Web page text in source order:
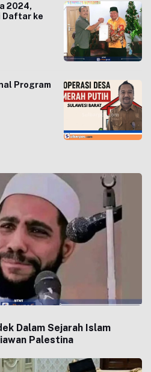
2024,
Daftar ke
Program
Dalam Sejarah Islam
Palestina